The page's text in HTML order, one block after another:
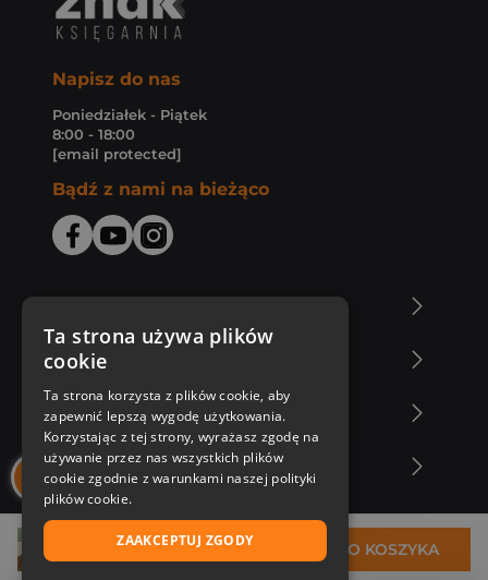
33,53 zł DO KOSZYKA
Napisz do nas
Poniedziałek - Piątek
8:00 - 18:00
[email protected]
Bądź z nami na bieżąco
Zakupy u nas
Nasza oferta
Nasi autorzy
Ta strona używa plików
cookie
Ta strona korzysta z plików cookie, aby
zapewnić lepszą wygodę użytkowania.
Korzystając z tej strony, wyrażasz zgodę na
używanie przez nas wszystkich plików
cookie zgodnie z warunkami naszej polityki
plików cookie.
ZAAKCEPTUJ ZGODY